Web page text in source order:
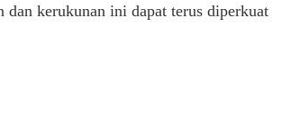
dan kerukunan ini dapat terus diperkuat